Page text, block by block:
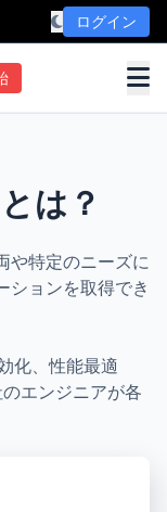
ログイン
は？
や特定のニーズに
ションを取得でき
化、性能最適
エンジニアが各